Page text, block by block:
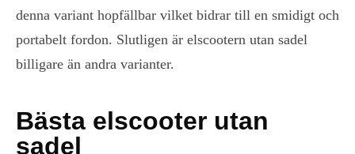
denna variant hopfällbar vilket bidrar till en smidigt och
portabelt fordon. Slutligen är elscootern utan sadel
billigare än andra varianter.
Bästa elscooter utan
sadel